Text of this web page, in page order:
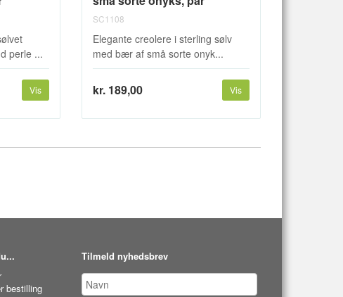
perle ...
Vis
SC1108
Elegante creolere i sterling sølv
med bær af små sorte onyk...
kr. 189,00 Vis
bestilling
Tilmeld nyhedsbrev